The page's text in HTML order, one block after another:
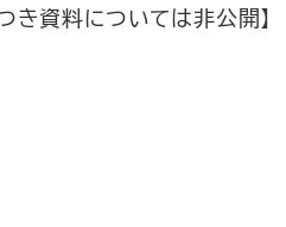
き資料については非公開】